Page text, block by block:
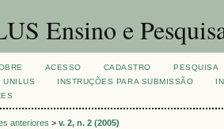
Ensino e
ACESSO CADASTRO
PESQUISA
UNILUS INSTRUÇÕES PARA SUBMISSÃO
anteriores > v. 2, n. 2 (2005)